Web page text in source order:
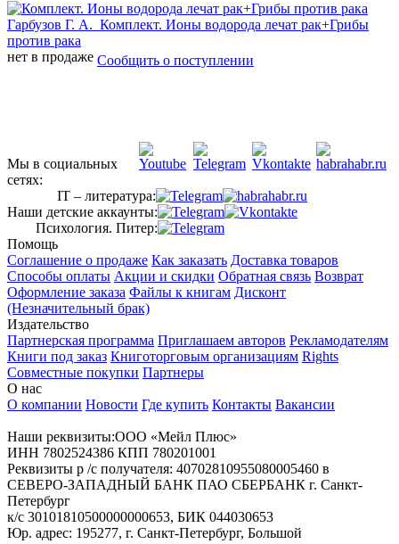
Гарбузов Г. А. Комплект. Ионы водорода лечат рак+Грибы
против рака
нет в продаже Сообщить о поступлении
Мы в социальных
сетях:
IT – литература:
Наши детские аккаунты:
Психология. Питер:
Помощь
Соглашение о продаже Как заказать Доставка товаров
Способы оплаты Акции и скидки Обратная связь Возврат
Оформление заказа Файлы к книгам Дисконт
(Незначительный брак)
Издательство
Партнерская программа Приглашаем авторов Рекламодателям
Книги под заказ Книготорговым организациям Rights
Совместные покупки Партнеры
О нас
О компании Новости Где купить Контакты Вакансии
Наши реквизиты:ООО «Мейл Плюс»
ИНН 7802524386 КПП 780201001
Реквизиты р /с получателя: 40702810955080005460 в
СЕВЕРО-ЗАПАДНЫЙ БАНК ПАО СБЕРБАНК г. Санкт-
Петербург
к/с 30101810500000000653, БИК 044030653
Юр. адрес: 195277, г. Санкт-Петербург, Большой